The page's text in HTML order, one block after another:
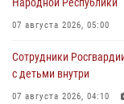
07 августа 2026, 05:00
Сотрудники
с детьми внутри
07 августа 2026, 04:10